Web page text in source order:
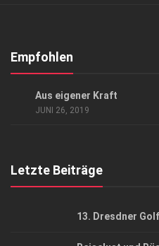
Kontakt, Impressum
Empfohlen
Aus eigener Kraft
JUNI 26, 2019
Letzte Beiträge
13. Dresdner